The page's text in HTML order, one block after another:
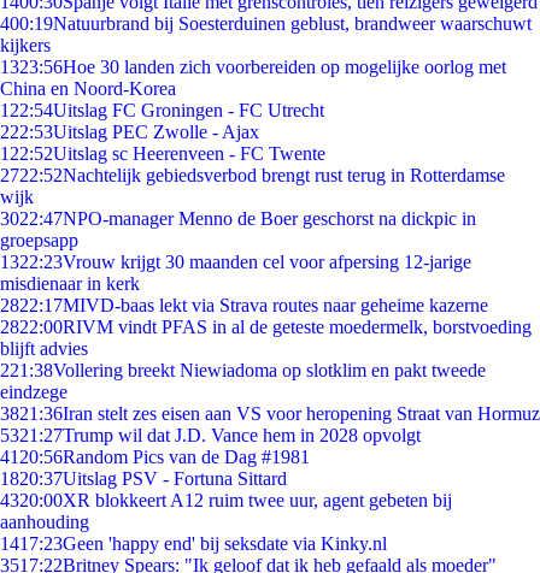
400:19Natuurbrand bij Soesterduinen geblust, brandweer waarschuwt
kijkers
1323:56Hoe 30 landen zich voorbereiden op mogelijke oorlog met
China en Noord-Korea
1 22:54Uitslag FC Groningen - FC Utrecht
222:53Uitslag PEC Zwolle - Ajax
1 22:52Uitslag sc Heerenveen - FC Twente
2722:52Nachtelijk gebiedsverbod brengt rust terug in Rotterdamse
wijk
3022:47NPO-manager Menno de Boer geschorst na dickpic in
groepsapp
1322:23Vrouw krijgt 30 maanden cel voor afpersing 12-jarige
misdienaar in kerk
2822:17MIVD-baas lekt via Strava routes naar geheime kazerne
2822:00RIVM vindt PFAS in al de geteste moedermelk, borstvoeding
blijft advies
221:38Vollering breekt Niewiadoma op slotklim en pakt tweede
eindzege
3821:36Iran stelt zes eisen aan VS voor heropening Straat van Hormuz
5321:27Trump wil dat J.D. Vance hem in 2028 opvolgt
41 20:56Random Pics van de Dag #1981
1820:37Uitslag PSV - Fortuna Sittard
4320:00XR blokkeert A12 ruim twee uur, agent gebeten bij
aanhouding
1417:23Geen 'happy end' bij seksdate via Kinky.nl
3517:22Britney Spears: "Ik geloof dat ik heb gefaald als moeder"